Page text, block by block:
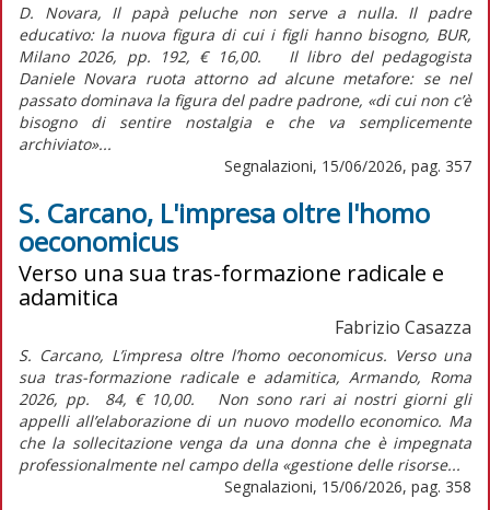
D. Novara, Il papà peluche non serve a nulla. Il padre
educativo: la nuova figura di cui i figli hanno bisogno, BUR,
Milano 2026, pp. 192, € 16,00. Il libro del pedagogista
Daniele Novara ruota attorno ad alcune metafore: se nel
passato dominava la figura del padre padrone, «di cui non c’è
bisogno di sentire nostalgia e che va semplicemente
archiviato»...
Segnalazioni, 15/06/2026, pag. 357
S. Carcano, L'impresa oltre l'homo
oeconomicus
Verso una sua tras-formazione radicale e
adamitica
Fabrizio Casazza
S. Carcano, L’impresa oltre l’homo oeconomicus. Verso una
sua tras-formazione radicale e adamitica, Armando, Roma
2026, pp. 84, € 10,00. Non sono rari ai nostri giorni gli
appelli all’elaborazione di un nuovo modello economico. Ma
che la sollecitazione venga da una donna che è impegnata
professionalmente nel campo della «gestione delle risorse...
Segnalazioni, 15/06/2026, pag. 358